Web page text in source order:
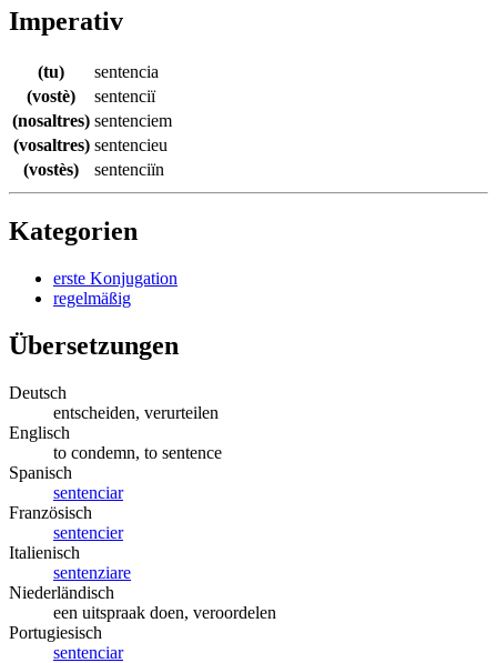
Imperativ
(tu)
sentencia
(vostè)
sentenciï
(nosaltres) sentenciem
(vosaltres) sentencieu
(vostès)
sentenciïn
Kategorien
erste Konjugation
regelmäßig
Übersetzungen
Deutsch
entscheiden, verurteilen
Englisch
to condemn, to sentence
Spanisch
sentenciar
Französisch
sentencier
Italienisch
sentenziare
Niederländisch
een uitspraak doen, veroordelen
Portugiesisch
sentenciar